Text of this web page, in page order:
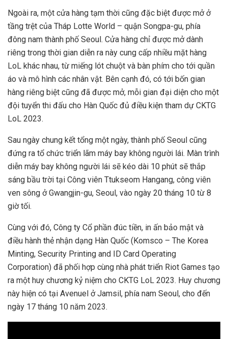
Ngoài ra, một cửa hàng tạm thời cũng đặc biệt được mở ở
tầng trệt của Tháp Lotte World – quận Songpa-gu, phía
đông nam thành phố Seoul. Cửa hàng chỉ được mở dành
riêng trong thời gian diễn ra này cung cấp nhiều mặt hàng
LoL khác nhau, từ miếng lót chuột và bàn phím cho tới quần
áo và mô hình các nhân vật. Bên cạnh đó, có tới bốn gian
hàng riêng biệt cũng đã được mở, mỗi gian đại diện cho một
đội tuyển thi đấu cho Hàn Quốc đủ điều kiện tham dự CKTG
LoL 2023.
Sau ngày chung kết tổng một ngày, thành phố Seoul cũng
đứng ra tổ chức triển lãm máy bay không người lái. Màn trình
diễn máy bay không người lái sẽ kéo dài 10 phút sẽ thắp
sáng bầu trời tại Công viên Ttukseom Hangang, công viên
ven sông ở Gwangjin-gu, Seoul, vào ngày 20 tháng 10 từ 8
giờ tối.
Cùng với đó, Công ty Cổ phần đúc tiền, in ấn bảo mật và
điều hành thẻ nhận dạng Hàn Quốc (Komsco – The Korea
Minting, Security Printing and ID Card Operating
Corporation) đã phối hợp cùng nhà phát triển Riot Games tạo
ra một huy chương kỷ niệm cho CKTG LoL 2023. Huy chương
này hiện có tại Avenuel ở Jamsil, phía nam Seoul, cho đến
ngày 17 tháng 10 năm 2023.